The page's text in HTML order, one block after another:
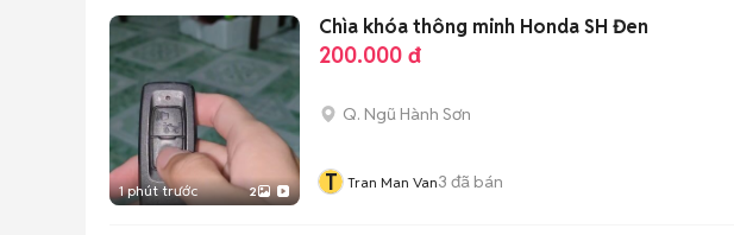
1 phút trước 2
Chìa khóa thông minh Honda SH Đen
200.000 đ
Q. Ngũ Hành Sơn
T Tran Man Van3 đã bán